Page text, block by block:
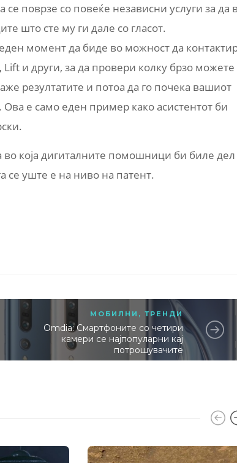
поврзе со повеќе независни услуги за да
што сте му ги дале со гласот.
момент да биде во можност да
и други, за да провери колку брзо можете
резултатите и потоа да го почека вашиот
е само еден пример како асистентот би
која дигиталните помошници би биле дел
се уште е на ниво на патент.
МОБИЛНИ ,ТРЕНДИ
Omdia: Смартфоните со четири
камери се најпопуларни кај
потрошувачите